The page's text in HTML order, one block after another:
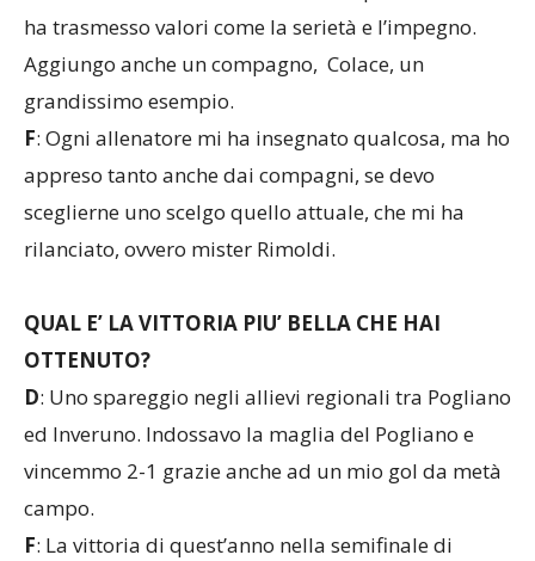
ha trasmesso valori come la serietà e l’impegno.
Aggiungo anche un compagno, Colace, un
grandissimo esempio.
F: Ogni allenatore mi ha insegnato qualcosa, ma ho
appreso tanto anche dai compagni, se devo
sceglierne uno scelgo quello attuale, che mi ha
rilanciato, ovvero mister Rimoldi.
QUAL E’ LA VITTORIA PIU’ BELLA CHE HAI
OTTENUTO?
D: Uno spareggio negli allievi regionali tra Pogliano
ed Inveruno. Indossavo la maglia del Pogliano e
vincemmo 2-1 grazie anche ad un mio gol da metà
campo.
F: La vittoria di quest’anno nella semifinale di